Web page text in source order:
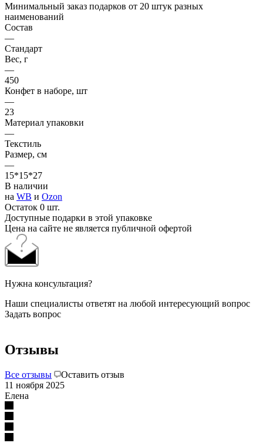
Минимальный заказ подарков от 20 штук разных
наименований
Состав
—
Стандарт
Вес, г
—
450
Конфет в наборе, шт
—
23
Материал упаковки
—
Текстиль
Размер, см
—
15*15*27
В наличии
на WB и Ozon
Остаток 0 шт.
Доступные подарки в этой упаковке
Цена на сайте не является публичной офертой
Нужна консультация?
Наши специалисты ответят на любой интересующий вопрос
Задать вопрос
Отзывы
Все отзывы
Оставить отзыв
11 ноября 2025
Елена